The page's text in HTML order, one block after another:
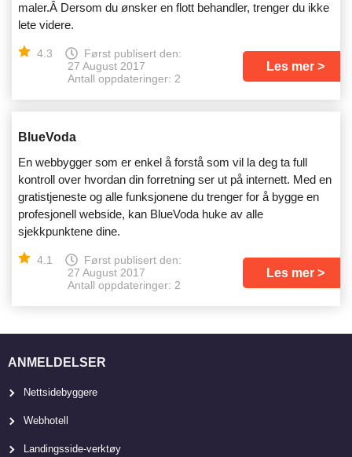
maler.Â Dersom du ønsker en flott behandler, trenger du ikke
lete videre.
4.3
Først publisert den:
27 August 2017
Antall oppdateringer: 2
Les mer
BlueVoda
En webbygger som er enkel å forstå som vil la deg ta full
kontroll over hvordan din forretning ser ut på internett. Med en
gratistjeneste og alle funksjonene du trenger for å bygge en
profesjonell webside, kan BlueVoda huke av alle
sjekkpunktene dine.
4.1
Først publisert den:
27 August 2017
Antall oppdateringer: 2
Les mer
ANMELDELSER
Nettsidebyggere
Webhotell
Landingsside-verktøy